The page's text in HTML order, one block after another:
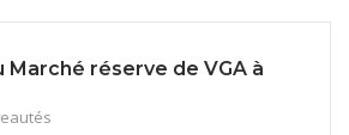
réserve de VGA à